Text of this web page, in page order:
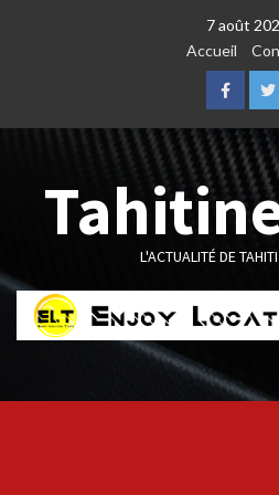
7 août
Accueil
L'ACTUALITÉ DE